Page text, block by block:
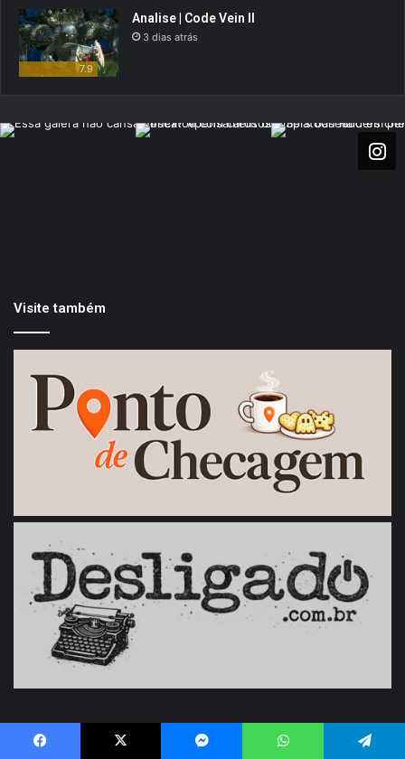
7.9
Analise | Code Vein II
3 dias atrás
Visite também
Jogando Jogos (e gravando o gameplay)